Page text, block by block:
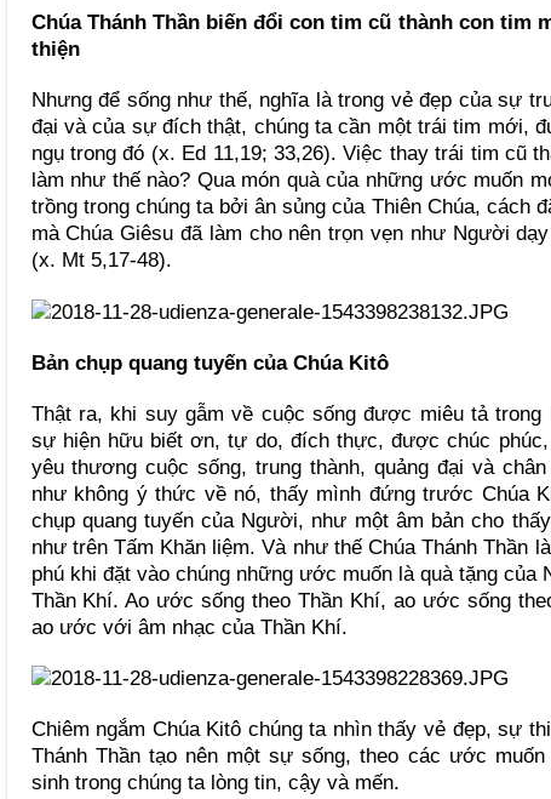
Chúa Thánh Thần biến đổi con tim cũ thành con tim
thiện
Nhưng để sống như thế, nghĩa là trong vẻ đẹp của sự
đại và của sự đích thật, chúng ta cần một trái tim mới,
ngụ trong đó (x. Ed 11,19; 33,26). Việc thay trái tim cũ
làm như thế nào? Qua món quà của những ước muốn
trồng trong chúng ta bởi ân sủng của Thiên Chúa, cách
mà Chúa Giêsu đã làm cho nên trọn vẹn như Người dạy
(x. Mt 5,17-48).
Bản chụp quang tuyến của Chúa Kitô
Thật ra, khi suy gẫm về cuộc sống được miêu tả
sự hiện hữu biết ơn, tự do, đích thực, được chúc
yêu thương cuộc sống, trung thành, quảng đại và
như không ý thức về nó, thấy mình đứng trước Chúa
chụp quang tuyến của Người, như một âm bản cho
như trên Tấm Khăn liệm. Và như thế Chúa Thánh Thần
phú khi đặt vào chúng những ước muốn là quà tặng
Thần Khí. Ao ước sống theo Thần Khí, ao ước sống
ao ước với âm nhạc của Thần Khí.
Chiêm ngắm Chúa Kitô chúng ta nhìn thấy vẻ đẹp, sự
Thánh Thần tạo nên một sự sống, theo các ước
sinh trong chúng ta lòng tin, cậy và mến.